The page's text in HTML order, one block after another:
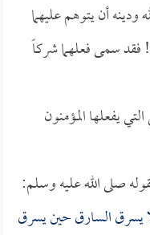
أن يتوهم عليهما
فقد سمى فعلهما شركاً
يفعلها المؤمنون
صلى الله عليه وسلم:
يسرق السارق حين يسرق